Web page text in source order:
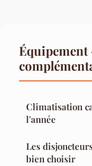
Climatisation
l'année
Les
bien choisir